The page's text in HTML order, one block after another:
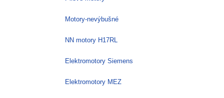
Motory-nevýbušné
NN motory H17RL
Elektromotory Siemens
Elektromotory MEZ